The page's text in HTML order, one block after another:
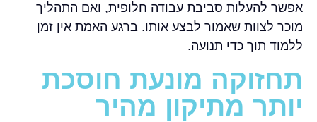
אפשר להעלות סביבת עבודה חלופית, ואם התהליך
מוכר לצוות שאמור לבצע אותו. ברגע האמת אין זמן
ללמוד תוך כדי תנועה.
תחזוקה מונעת חוסכת
יותר מתיקון מהיר